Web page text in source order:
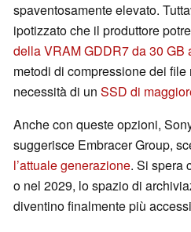
spaventosamente elevato.
ipotizzato che il produttore
della VRAM GDDR7 da 30 GB
metodi di compressione dei
necessità di un SSD di
Anche con queste opzioni,
suggerisce Embracer Group,
l’attuale generazione. Si spera
o nel 2029, lo spazio di
diventino finalmente più